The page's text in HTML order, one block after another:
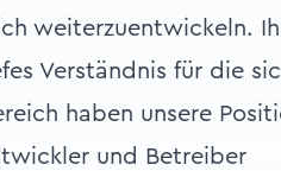
weiterzuentwickeln.
Verständnis für die
haben unsere
und Betreiber